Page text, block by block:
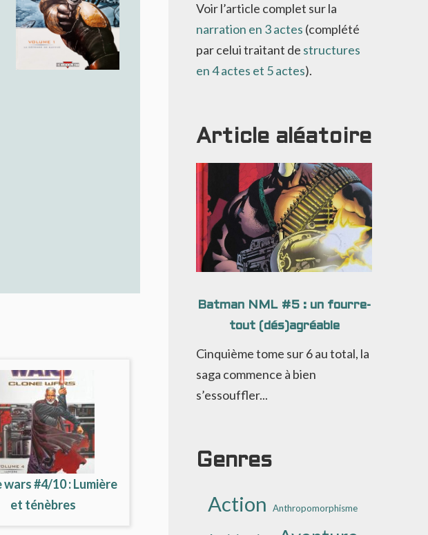
wars #4/10 : Lumière
et ténèbres
Voir l’article complet sur la
narration en 3 actes (complété
par celui traitant de structures
en 4 actes et 5 actes).
Article aléatoire
Batman NML #5 : un fourre-
tout (dés)agréable
Cinquième tome sur 6 au total, la
saga commence à bien
s’essouffler...
Genres
Action Anthropomorphisme